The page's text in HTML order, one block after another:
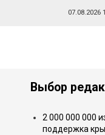
07.08.2026
Выбор
2 000 000 000
поддержка